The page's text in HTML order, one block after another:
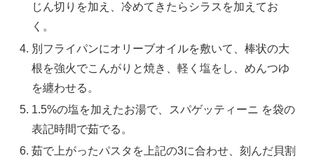
じん切りを加え、冷めてきたらシラスを加えてお
く。
別フライパンにオリーブオイルを敷いて、棒状の大
根を強火でこんがりと焼き、軽く塩をし、めんつゆ
を纏わせる。
1.5%の塩を加えたお湯で、スパゲッティーニ を袋の
表記時間で茹でる。
茹で上がったパスタを上記の3に合わせ、刻んだ貝割